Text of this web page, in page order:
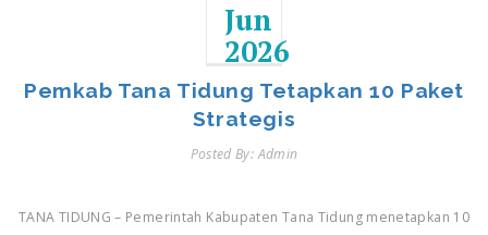
Jun
2026
Pemkab Tana Tidung Tetapkan 10 Paket
Strategis
Posted By: Admin
TANA TIDUNG – Pemerintah Kabupaten Tana Tidung menetapkan 10